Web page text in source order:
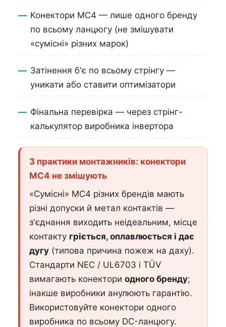
Конектори MC4 — лише одного бренду
по всьому ланцюгу (не змішувати
«сумісні» різних марок)
Затінення б'є по всьому стрінгу —
уникати або ставити оптимізатори
Фінальна перевірка — через стрінг-
калькулятор виробника інвертора
З практики монтажників: конектори
MC4 не змішують
«Сумісні» MC4 різних брендів мають
різні допуски й метал контактів —
з'єднання виходить неідеальним, місце
контакту гріється, оплавлюється і дає
дугу (типова причина пожеж на даху).
Стандарти NEC / UL6703 і TÜV
вимагають конектори одного бренду;
інакше виробники анулюють гарантію.
Використовуйте конектори одного
виробника по всьому DC-ланцюгу.